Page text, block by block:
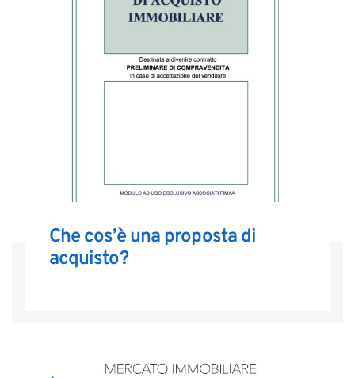
Che cos’è una proposta di
acquisto?